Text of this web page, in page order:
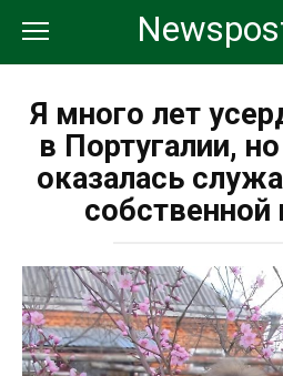
контенту
Я много лет
в Португалии,
оказалась
собственной